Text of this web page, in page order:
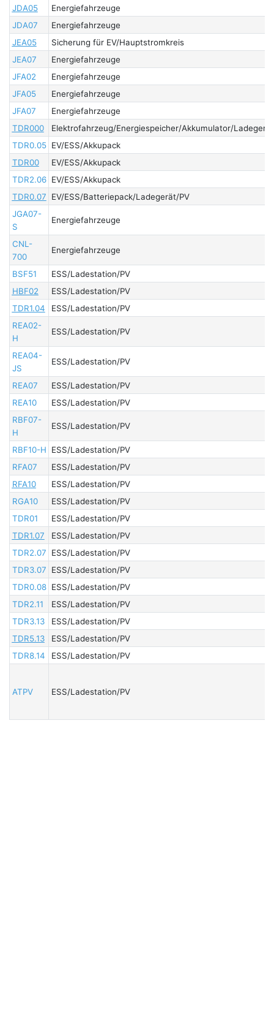
JDA05
Energiefahrzeuge
JDA07
Energiefahrzeuge
JEA05
Sicherung für EV/Hauptstromkreis
JEA07
Energiefahrzeuge
JFA02
Energiefahrzeuge
JFA05
Energiefahrzeuge
JFA07
Energiefahrzeuge
TDR000
Elektrofahrzeug/Energiespeicher/Akkumulator/Ladegerät
TDR0.05 EV/ESS/Akkupack
TDR00
EV/ESS/Akkupack
TDR2.06 EV/ESS/Akkupack
TDR0.07
EV/ESS/Batteriepack/Ladegerät/PV
JGA07-
S
Energiefahrzeuge
CNL-
700
Energiefahrzeuge
BSF51
ESS/Ladestation/PV
HBF02
ESS/Ladestation/PV
TDR1.04
ESS/Ladestation/PV
REA02-
H
ESS/Ladestation/PV
REA04-
JS
ESS/Ladestation/PV
REA07
ESS/Ladestation/PV
REA10
ESS/Ladestation/PV
RBF07-
H
ESS/Ladestation/PV
RBF10-H
ESS/Ladestation/PV
RFA07
ESS/Ladestation/PV
RFA10
ESS/Ladestation/PV
RGA10
ESS/Ladestation/PV
TDR01
ESS/Ladestation/PV
TDR1.07
ESS/Ladestation/PV
TDR2.07
ESS/Ladestation/PV
TDR3.07
ESS/Ladestation/PV
TDR0.08 ESS/Ladestation/PV
TDR2.11
ESS/Ladestation/PV
TDR3.13
ESS/Ladestation/PV
TDR5.13
ESS/Ladestation/PV
TDR8.14
ESS/Ladestation/PV
ATPV ESS/Ladestation/PV